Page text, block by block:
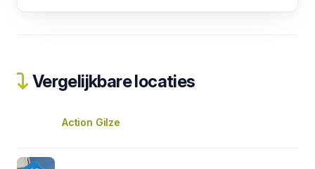
Vergelijkbare locaties
Action Gilze